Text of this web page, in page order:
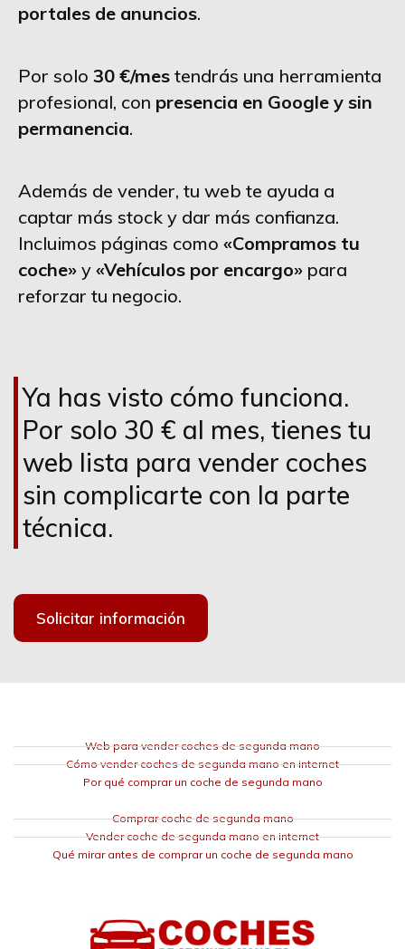
portales de anuncios.
Por solo 30 €/mes tendrás una herramienta
profesional, con presencia en Google y sin
permanencia.
Además de vender, tu web te ayuda a
captar más stock y dar más confianza.
Incluimos páginas como «Compramos tu
coche» y «Vehículos por encargo» para
reforzar tu negocio.
Ya has visto cómo funciona.
Por solo 30 € al mes, tienes tu
web lista para vender coches
sin complicarte con la parte
técnica.
Solicitar información
Web para vender coches de segunda mano
Cómo vender coches de segunda mano en internet
Por qué comprar un coche de segunda mano
Comprar coche de segunda mano
Vender coche de segunda mano en internet
Qué mirar antes de comprar un coche de segunda mano